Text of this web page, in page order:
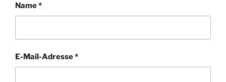
Name*
E-Mail-Adresse*